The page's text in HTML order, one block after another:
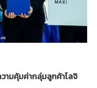
ามคุ้มค่ากลุ่มลูกค้าโลจิ